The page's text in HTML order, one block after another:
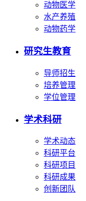
动物医学
水产养殖
动物药学
研究生教育
导师招生
培养管理
学位管理
学术科研
学术动态
科研平台
科研项目
科研成果
创新团队